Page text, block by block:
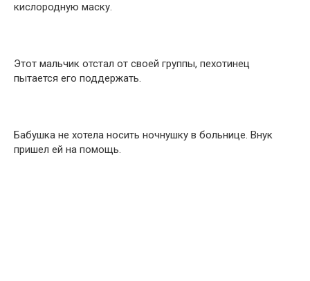
кислородную маску.
Этот мальчик отстал от своей группы, пехотинец
пытается его поддержать.
Бабушка не хотела носить ночнушку в больнице. Внук
пришел ей на помощь.